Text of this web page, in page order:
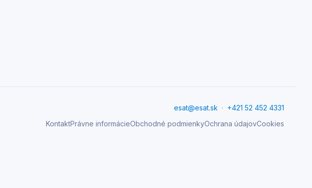
esat@esat.sk · +421 52 452 4331
KontaktPrávne informácieObchodné podmienkyOchrana údajovCookies